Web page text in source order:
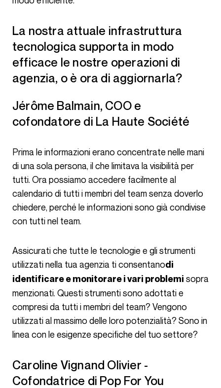
La nostra attuale infrastruttura
tecnologica supporta in modo
efficace le nostre operazioni di
agenzia, o è ora di aggiornarla?
Jérôme Balmain, COO e
cofondatore di La Haute Société
Prima le informazioni erano concentrate nelle mani
di una sola persona, il che limitava la visibilità per
tutti. Ora possiamo accedere facilmente al
calendario di tutti i membri del team senza doverlo
chiedere, perché le informazioni sono già condivise
con tutti nel team.
Assicurati che tutte le tecnologie e gli strumenti
utilizzati nella tua agenzia ti consentanodi
identificare e monitorare i vari problemi sopra
menzionati. Questi strumenti sono adottati e
compresi da tutti i membri del team? Vengono
utilizzati al massimo delle loro potenzialità? Sono in
linea con le esigenze specifiche del tuo settore?
Caroline Vignand Olivier -
Cofondatrice di Pop For You